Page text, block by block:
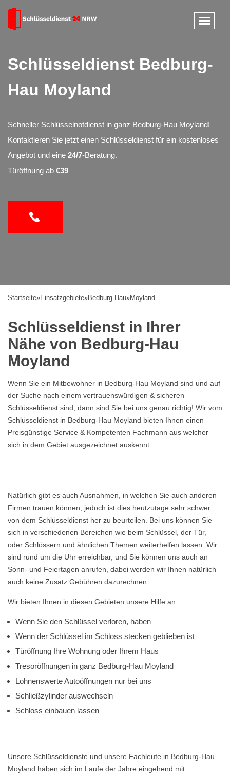
Schlüsseldienst Bedburg-
Hau Moyland
Schneller Schlüsselnotdienst in ganz Bedburg-Hau Moyland!
Kontaktieren Sie jetzt einen Schlüsseldienst für ein kostenloses
Angebot und eine 24/7-Beratung.
Türöffnung ab €39
Startseite»Einsatzgebiete»Bedburg Hau»Moyland
Schlüsseldienst in Ihrer
Nähe von Bedburg-Hau
Moyland
Wenn Sie ein Mitbewohner in Bedburg-Hau Moyland sind und auf
der Suche nach einem vertrauenswürdigen & sicheren
Schlüsseldienst sind, dann sind Sie bei uns genau richtig! Wir vom
Schlüsseldienst in Bedburg-Hau Moyland bieten Ihnen einen
Preisgünstige Service & Kompetenten Fachmann aus welcher
sich in dem Gebiet ausgezeichnet auskennt.
Natürlich gibt es auch Ausnahmen, in welchen Sie auch anderen
Firmen trauen können, jedoch ist dies heutzutage sehr schwer
von dem Schlüsseldienst her zu beurteilen. Bei uns können Sie
sich in verschiedenen Bereichen wie beim Schlüssel, der Tür,
oder Schlössern und ähnlichen Themen weiterhelfen lassen. Wir
sind rund um die Uhr erreichbar, und Sie können uns auch an
Sonn- und Feiertagen anrufen, dabei werden wir Ihnen natürlich
auch keine Zusatz Gebühren dazurechnen.
Wir bieten Ihnen in diesen Gebieten unsere Hilfe an:
Wenn Sie den Schlüssel verloren, haben
Wenn der Schlüssel im Schloss stecken geblieben ist
Türöffnung Ihre Wohnung oder Ihrem Haus
Tresoröffnungen in ganz Bedburg-Hau Moyland
Lohnenswerte Autoöffnungen nur bei uns
Schließzylinder auswechseln
Schloss einbauen lassen
Unsere Schlüsseldienste und unsere Fachleute in Bedburg-Hau
Moyland haben sich im Laufe der Jahre eingehend mit